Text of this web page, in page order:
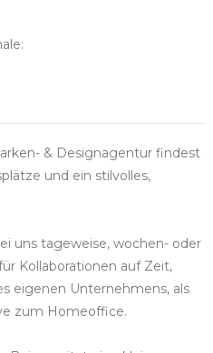
& Designagentur findest
und ein stilvolles,
uns tageweise, wochen- oder
Kollaborationen auf Zeit,
eigenen Unternehmens, als
zum Homeoffice.